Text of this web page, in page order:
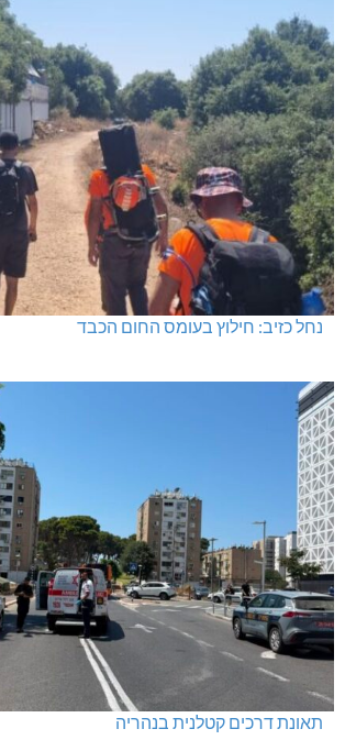
בדיקות פוליגרף – מתי כדאי לבדוק את
בהשערות?
נחל כזיב: חילוץ בעומס החום הכבד